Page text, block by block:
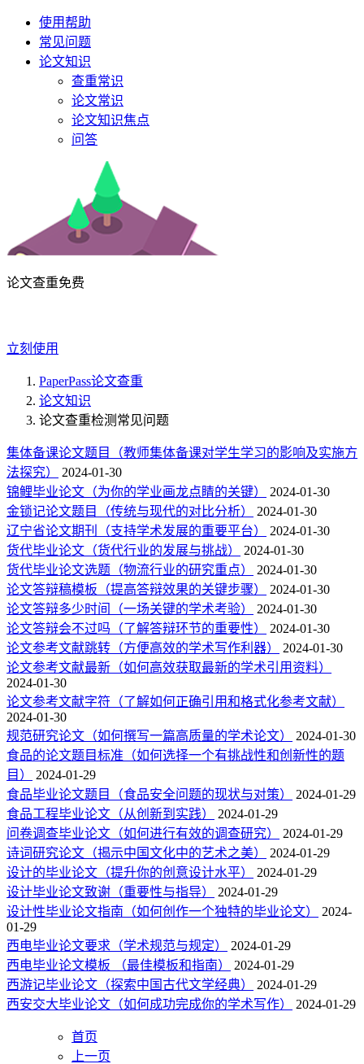
使用帮助
常见问题
论文知识
查重常识
论文常识
论文知识焦点
问答
论文查重免费
立刻使用
PaperPass论文查重
论文知识
论文查重检测常见问题
集体备课论文题目（教师集体备课对学生学习的影响及实施方
法探究）
2024-01-30
锦鲤毕业论文（为你的学业画龙点睛的关键）
2024-01-30
金锁记论文题目（传统与现代的对比分析）
2024-01-30
辽宁省论文期刊（支持学术发展的重要平台）
2024-01-30
货代毕业论文（货代行业的发展与挑战）
2024-01-30
货代毕业论文选题（物流行业的研究重点）
2024-01-30
论文答辩稿模板（提高答辩效果的关键步骤）
2024-01-30
论文答辩多少时间（一场关键的学术考验）
2024-01-30
论文答辩会不过吗（了解答辩环节的重要性）
2024-01-30
论文参考文献跳转（方便高效的学术写作利器）
2024-01-30
论文参考文献最新（如何高效获取最新的学术引用资料）
2024-01-30
论文参考文献字符（了解如何正确引用和格式化参考文献）
2024-01-30
规范研究论文（如何撰写一篇高质量的学术论文）
2024-01-30
食品的论文题目标准（如何选择一个有挑战性和创新性的题
目）
2024-01-29
食品毕业论文题目（食品安全问题的现状与对策）
2024-01-29
食品工程毕业论文（从创新到实践）
2024-01-29
问卷调查毕业论文（如何进行有效的调查研究）
2024-01-29
诗词研究论文（揭示中国文化中的艺术之美）
2024-01-29
设计的毕业论文（提升你的创意设计水平）
2024-01-29
设计毕业论文致谢（重要性与指导）
2024-01-29
设计性毕业论文指南（如何创作一个独特的毕业论文）
2024-
01-29
西电毕业论文要求（学术规范与规定）
2024-01-29
西电毕业论文模板 （最佳模板和指南）
2024-01-29
西游记毕业论文（探索中国古代文学经典）
2024-01-29
西安交大毕业论文（如何成功完成你的学术写作）
2024-01-29
首页
上一页